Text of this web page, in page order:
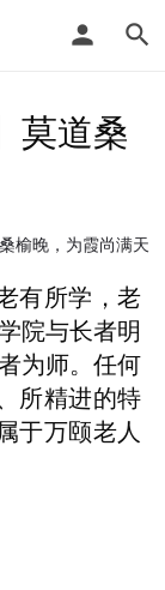
莫道桑
榆晚，为霞尚满天
有所学，老
院与长者明
为师。任何
所精进的特
于万颐老人